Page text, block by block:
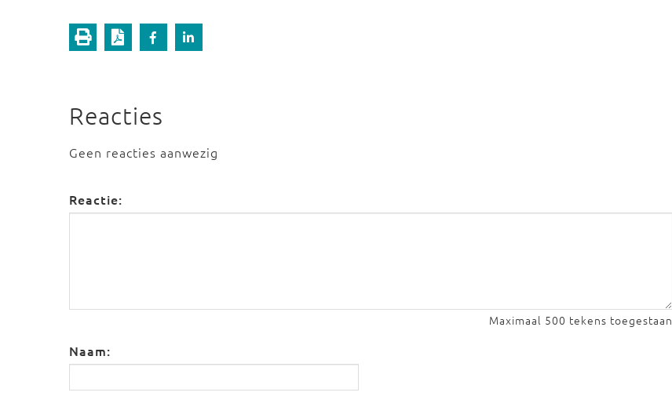
Reacties
Geen reacties aanwezig
Reactie:
Maximaal 500 tekens toegestaan
Naam: